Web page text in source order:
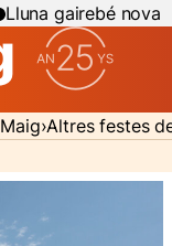
Lluna gairebé nova
Maig Altres festes